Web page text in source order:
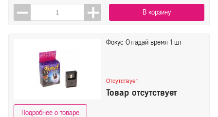
В корзину
Фокус Отгадай время 1 шт
Отсутствует
Товар отсутствует
Подробнее о товаре